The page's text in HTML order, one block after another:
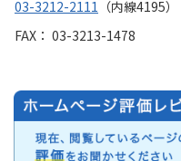
03-3212-2111 （内線4195）
FAX： 03-3213-1478